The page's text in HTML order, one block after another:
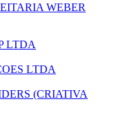
WEBER
LTDA
LTDA
(CRIATIVA